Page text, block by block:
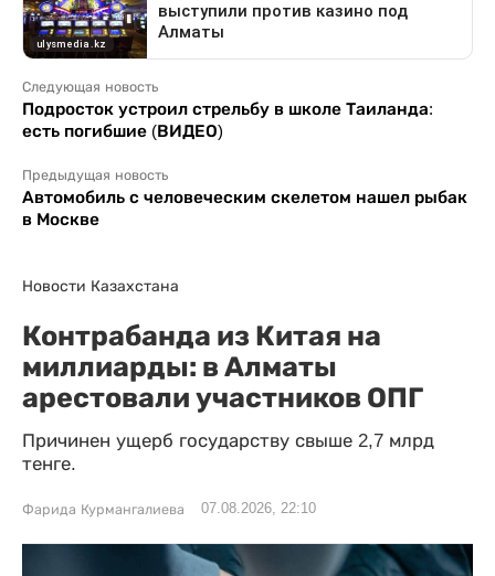
Следующая новость
Подросток устроил стрельбу в школе Таиланда:
есть погибшие (ВИДЕО)
Предыдущая новость
Автомобиль с человеческим скелетом нашел рыбак
в Москве
Новости Казахстана
Контрабанда из Китая на
миллиарды: в Алматы
арестовали участников ОПГ
Причинен ущерб государству свыше 2,7 млрд
тенге.
Фарида Курмангалиева 07.08.2026, 22:10